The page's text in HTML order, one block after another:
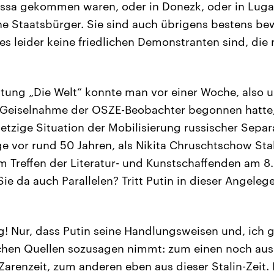
gekommen waren, oder in Donezk, oder in
Staatsbürger. Sie sind auch übrigens bestens
leider keine friedlichen Demonstranten sind,
„Die Welt“ konnte man vor einer Woche, also
der OSZE-Beobachter begonnen
Situation der Mobilisierung russischer
vor rund 50 Jahren, als Nikita Chruschtschow
Treffen der Literatur- und Kunstschaffenden am
da auch Parallelen? Tritt Putin in dieser
Nur, dass Putin seine Handlungsweisen und, ich
Quellen sozusagen nimmt: zum einen noch
zum anderen eben aus dieser Stalin-Zeit.